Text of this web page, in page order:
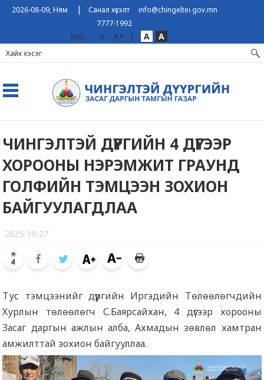
2026-08-09, Ням | Санал хүсэлт
info@chingeltei.gov.mn
7777-1992
ENG
A- A+ | A A
ЧИНГЭЛТЭЙ ДҮҮРГИЙН 4 ДҮГЭЭР
ХОРООНЫ НЭРЭМЖИТ ГРАУНД
ГОЛФИЙН ТЭМЦЭЭН ЗОХИОН
БАЙГУУЛАГДЛАА
2025-10-27
4
Тус тэмцээнийг дүүргийн Иргэдийн Төлөөлөгчдийн
Хурлын төлөөлөгч С.Баярсайхан, 4 дүгээр хорооны
Засаг даргын ажлын алба, Ахмадын зөвлөл хамтран
амжилттай зохион байгууллаа.